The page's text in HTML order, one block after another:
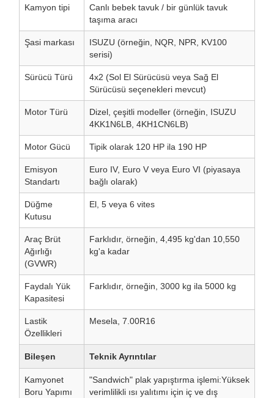
Kamyon tipi
Canlı bebek tavuk / bir günlük tavuk
taşıma aracı
Şasi markası
ISUZU (örneğin, NQR, NPR, KV100
serisi)
Sürücü Türü
4x2 (Sol El Sürücüsü veya Sağ El
Sürücüsü seçenekleri mevcut)
Motor Türü
Dizel, çeşitli modeller (örneğin, ISUZU
4KK1N6LB, 4KH1CN6LB)
Motor Gücü Tipik olarak 120 HP ila 190 HP
Emisyon
Standartı
Euro IV, Euro V veya Euro VI (piyasaya
bağlı olarak)
Düğme
Kutusu
El, 5 veya 6 vites
Araç Brüt
Ağırlığı
(GVWR)
Farklıdır, örneğin, 4,495 kg'dan 10,550
kg'a kadar
Faydalı Yük
Kapasitesi
Farklıdır, örneğin, 3000 kg ila 5000 kg
Lastik
Özellikleri
Mesela, 7.00R16
Bileşen Teknik Ayrıntılar
Kamyonet
Boru Yapımı
"Sandwich" plak yapıştırma işlemi:Yüksek
verimlilikli ısı yalıtımı için iç ve dış